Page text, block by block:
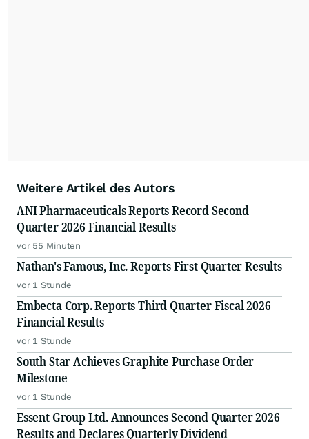
Weitere Artikel des Autors
ANI Pharmaceuticals Reports Record Second
Quarter 2026 Financial Results
vor 55 Minuten
Nathan's Famous, Inc. Reports First Quarter Results
vor 1 Stunde
Embecta Corp. Reports Third Quarter Fiscal 2026
Financial Results
vor 1 Stunde
South Star Achieves Graphite Purchase Order
Milestone
vor 1 Stunde
Essent Group Ltd. Announces Second Quarter 2026
Results and Declares Quarterly Dividend